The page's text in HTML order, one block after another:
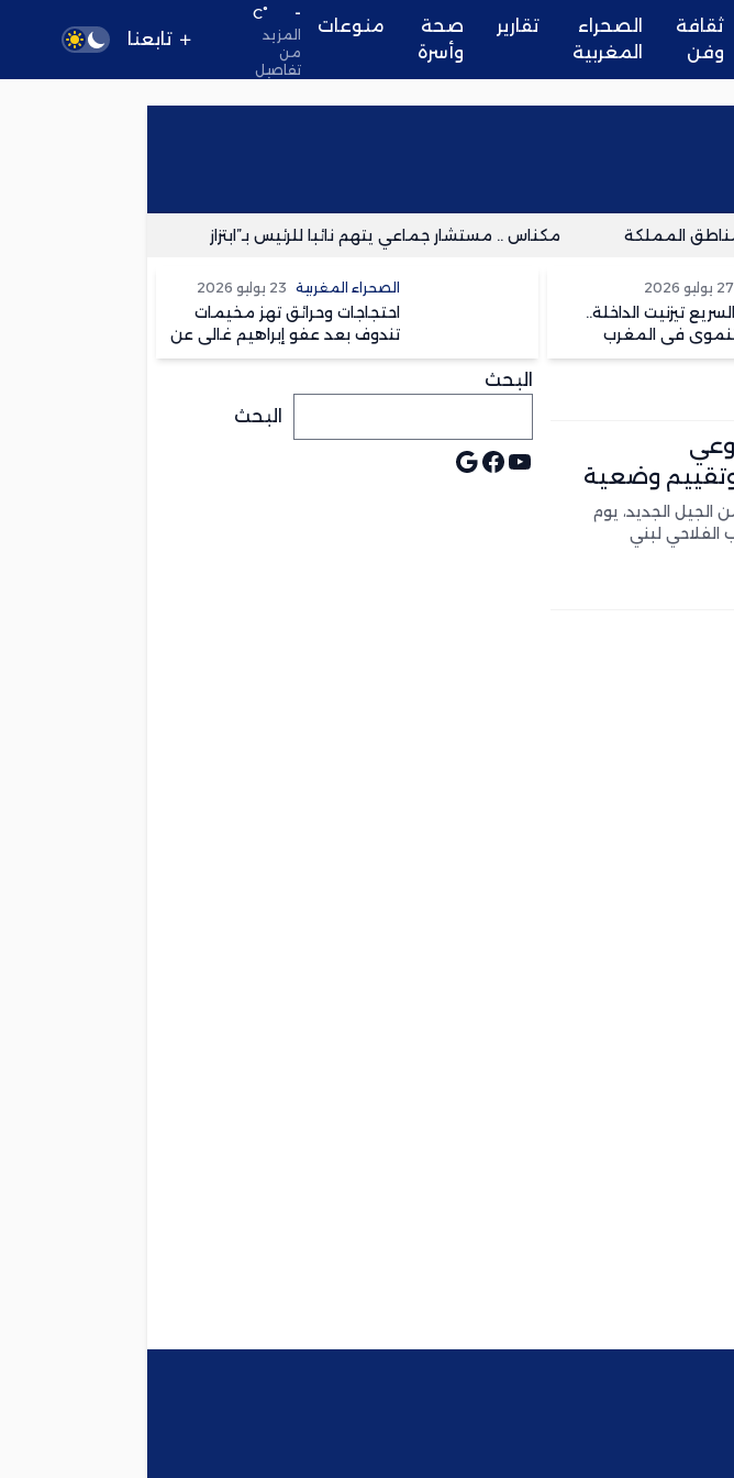
ثقافة
وفن
الصحراء
المغربية
تقارير
صحة
وأسرة
منوعات
-
°C
المزيد
من
تفاصيل
تابعنا
مكناس .. مستشار جماعي يتهم نائبا للرئيس بـ”ابتزاز المواطنين”
27 يوليو 2026
تيزنيت الداخلة..
في المغرب
الجزائر
الصحراء المغربية 23 يوليو 2026
احتجاجات وحرائق تهز مخيمات
تندوف بعد عفو إبراهيم غالي عن
متهم بقتل امرأة
وعي
وضعية
الجيل الجديد، يوم
البحث
البحث
يوتيوب
فيسبوك
جوجل